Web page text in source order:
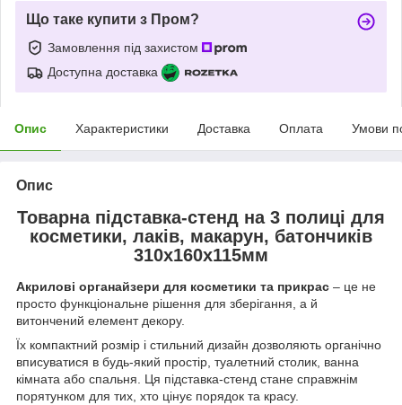
Що таке купити з Пром?
Замовлення під захистом
Доступна доставка
Опис Характеристики Доставка Оплата Умови
Опис
Товарна підставка-стенд на 3 полиці для
косметики, лаків, макарун, батончиків
310х160х115мм
Акрилові органайзери для косметики та прикрас – це не
просто функціональне рішення для зберігання, а й
витончений елемент декору.
Їх компактний розмір і стильний дизайн дозволяють органічно
вписуватися в будь-який простір, туалетний столик, ванна
кімната або спальня. Ця підставка-стенд стане справжнім
порятунком для тих, хто цінує порядок та красу.